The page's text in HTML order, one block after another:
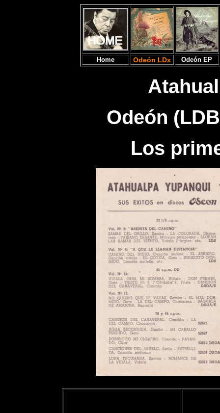
Home Odeón LDx Odeón EP
Odeón
Los